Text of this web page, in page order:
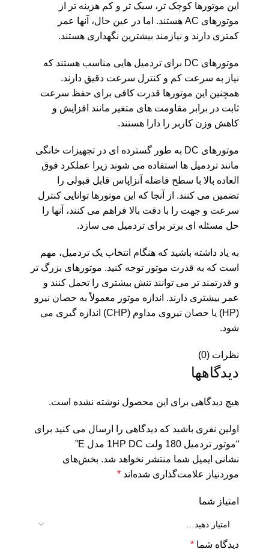
این موتورها کوچک تر، سبک تر و کم هزینه تر از
موتورهای AC هستند. اما در عین حال، آنها عمر
کمتری دارند و نیازمند بیشترین نگهداری هستند.
موتورهای DC برای تردمیل هایی مناسب هستند که
نیاز به سرعت کم و کنترل سرعت دقیق دارند.
همچنین این موتورها قدرت کافی برای حفظ سرعت
ثابت در برابر مقاومت های متغیر مانند افزایش و
کاهش وزن کاربر را دارا هستند.
موتورهای DC به طور گسترده ای در تجهیزات خانگی
مانند تردمیل ها استفاده می شوند زیرا عملکرد فوق
العاده بالا با سطح فاضله آنزاپاس قابل قبولی را
تضمین می کنند. از آنجا که این موتورها توانایی کنترل
سرعت و جهت را با دقت بالا فراهم می کنند، آنها را
حل مسئله ای برتر برای تردمیل می سازد.
به یاد داشته باشید که هنگام انتخاب یک تردمیل، مهم
است که به قدرت موتور توجه کنید. موتورهای بزرگ تر
و قدرتمند تر می توانند تنش بیشتری را تحمل کنند و
عمر بیشتری دارند. اندازه موتور معمولاً به حصان نیرو
(HP) یا حصان نیروی مداوم (CHP) اندازه گیری می
شود.
نظرات (0)
دیدگاهها
هیچ دیدگاهی برای این محصول نوشته نشده است.
اولین نفری باشید که دیدگاهی را ارسال می کنید برای
“موتور تردمیل 180 ولت 1HP DC مدل E”
نشانی ایمیل شما منتشر نخواهد شد. بخش‌های
موردنیاز علامت‌گذاری شده‌اند *
امتیاز شما
دیدگاه شما *